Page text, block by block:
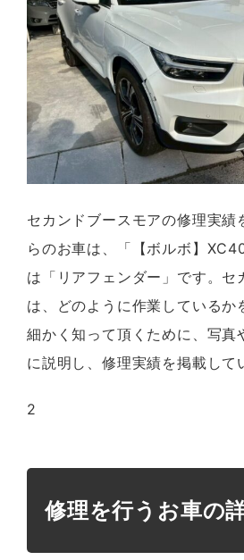
セカンドブースモアの修理実績
らのお車は、「【ボルボ】
は「リアフェンダー」です。セ
は、どのように作業しているか
細かく知って頂くために、写真
に説明し、修理実績を掲載して
2
修理を行うお車の